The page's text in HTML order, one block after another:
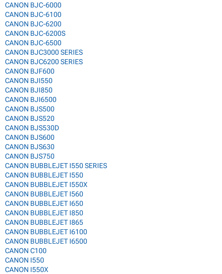
CANON BJC-6000
CANON BJC-6100
CANON BJC-6200
CANON BJC-6200S
CANON BJC-6500
CANON BJC3000 SERIES
CANON BJC6200 SERIES
CANON BJF600
CANON BJI550
CANON BJI850
CANON BJI6500
CANON BJS500
CANON BJS520
CANON BJS530D
CANON BJS600
CANON BJS630
CANON BJS750
CANON BUBBLEJET I550 SERIES
CANON BUBBLEJET I550
CANON BUBBLEJET I550X
CANON BUBBLEJET I560
CANON BUBBLEJET I650
CANON BUBBLEJET I850
CANON BUBBLEJET I865
CANON BUBBLEJET I6100
CANON BUBBLEJET I6500
CANON C100
CANON I550
CANON I550X